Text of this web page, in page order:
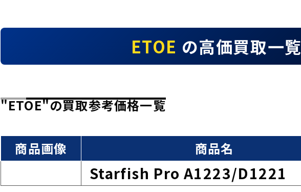
ETOE の高価買取一覧
"ETOE"の買取参考価格一覧
商品画像 商品名
Starfish Pro A1223/D1221